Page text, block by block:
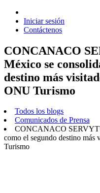
Iniciar sesión
Contáctenos
CONCANACO
México se
destino más
ONU Turismo
Todos los blogs
Comunicados de Prensa
CONCANACO
como el segundo destino
Turismo